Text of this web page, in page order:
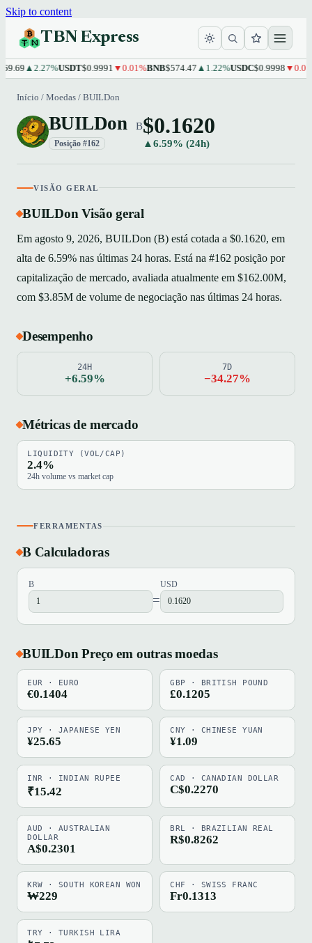
Skip to content
TBN Express
▲2.27%USDT$0.9991▼0.01%BNB$574.47▲1.22%USDC$0.9998▼0.01%
Início / Moedas / BUILDon
BUILDon B
Posição #162
$0.1620
▲6.59% (24h)
VISÃO GERAL
BUILDon Visão geral
Em agosto 9, 2026, BUILDon (B) está cotada a $0.1620, em
alta de 6.59% nas últimas 24 horas. Está na #162 posição por
capitalização de mercado, avaliada atualmente em $162.00M,
com $3.85M de volume de negociação nas últimas 24 horas.
Desempenho
24H
+6.59%
7D
−34.27%
Métricas de mercado
LIQUIDITY (VOL/CAP)
2.4%
24h volume vs market cap
FERRAMENTAS
B Calculadoras
B
=
USD
BUILDon Preço em outras moedas
EUR · EURO
€0.1404
GBP · BRITISH POUND
£0.1205
JPY · JAPANESE YEN
¥25.65
CNY · CHINESE YUAN
¥1.09
INR · INDIAN RUPEE
₹15.42
CAD · CANADIAN DOLLAR
C$0.2270
AUD · AUSTRALIAN
DOLLAR
A$0.2301
BRL · BRAZILIAN REAL
R$0.8262
KRW · SOUTH KOREAN WON
₩229
CHF · SWISS FRANC
Fr0.1313
TRY · TURKISH LIRA